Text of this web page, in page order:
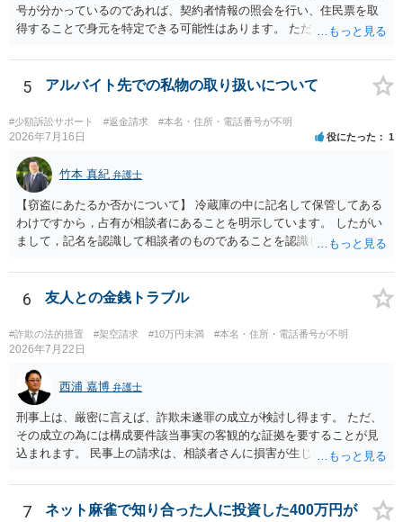
号が分かっているのであれば、契約者情報の照会を行い、住民票を取
得することで身元を特定できる可能性はあります。 ただ、他人名義の
ろです。 LINEについても、詐欺の事案であれば照会できる可能性はあ
りますが、携帯電話の番号を経由する方法より難しくなります。 身元
本的に贈与に該当する場合には返金請求ができません。 詐欺を含め、
当方に返金の理屈があるかどうかを確認していきます。 さらに、渡し
た金額について、裏付けがあるかどうかも精査します。 上記を経て、
身元の特定、返金の理屈があると判断できるのであれば、まずは交渉
からスタートすることになるでしょう。 ご理解のとおり、詐欺である
ことの立証は簡単ではありません。 刑事事件化が出来るのであれば、
返金交渉で有利になる可能性がありますが、民事上の詐欺の立証以上
に難しいところがあります。 こちらについては、一度、最寄りの警察
良いかと思います。
5 アルバイト先での私物の取り扱いについて
#少額訴訟サポート #返金請求 #本名・住所・電話番号が不明
2026年7月16日 役にたった 1
竹本 真紀 弁護士
【窃盗にあたるか否かについて】 冷蔵庫の中に記名して保管してある
わけですから，占有が相談者にあることを明示しています。 したがい
まして，記名を認識して相談者のものであることを認識していながら
盗罪が成立します。 しかし，窃盗罪は，故意犯です。 過失犯の場合に
は，窃盗罪は成立しません。処罰規定がないからです。 おそらく，持
出してしまったのでしょう。 残っているのが無記名（つまり，自分の
物に記名していない）のようですから，記名を気にしていない方だと
思います。 この場合は，過失にすぎませんから，窃盗罪は成立せず，
刑事的処罰を求めることはできません。 【弁償してもらうことは可能
か】 刑事ではなく民事の場合，不法行為に基づく損害賠償請求が問題
となります。 不法行為に基づく損害賠償請求は，故意だけではなく過
失も対象となります。 したがいまして，弁償してもらうことは可能で
す。 ただし，間違えた方が誰かわかることが重要にはなります。
6 友人との金銭トラブル
#詐欺の法的措置 #架空請求 #10万円未満 #本名・住所・電話番号が不明
2026年7月22日
西浦 嘉博 弁護士
刑事上は、厳密に言えば、詐欺未遂罪の成立が検討し得ます。 ただ、
その成立の為には構成要件該当事実の客観的な証拠を要することが見
込まれます。 民事上の請求は、相談者さんに損害が生じていない以
い場合、最寄りの法律事務所での相談を検討ください。 上記、ご参考
ください。
7
ネット麻雀で知り合った人に投資した400万円が